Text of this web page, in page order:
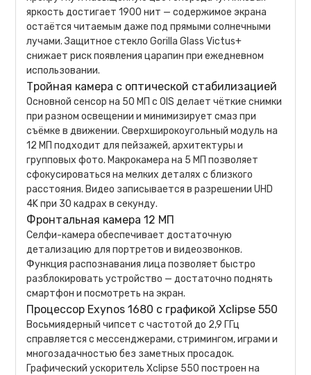
яркость достигает 1900 нит — содержимое экрана
остаётся читаемым даже под прямыми солнечными
лучами. Защитное стекло Gorilla Glass Victus+
снижает риск появления царапин при ежедневном
использовании.
Тройная камера с оптической стабилизацией
Основной сенсор на 50 МП с OIS делает чёткие снимки
при разном освещении и минимизирует смаз при
съёмке в движении. Сверхширокоугольный модуль на
12 МП подходит для пейзажей, архитектуры и
групповых фото. Макрокамера на 5 МП позволяет
сфокусироваться на мелких деталях с близкого
расстояния. Видео записывается в разрешении UHD
4K при 30 кадрах в секунду.
Фронтальная камера 12 МП
Селфи-камера обеспечивает достаточную
детализацию для портретов и видеозвонков.
Функция распознавания лица позволяет быстро
разблокировать устройство — достаточно поднять
смартфон и посмотреть на экран.
Процессор Exynos 1680 с графикой Xclipse 550
Восьмиядерный чипсет с частотой до 2,9 ГГц
справляется с мессенджерами, стримингом, играми и
многозадачностью без заметных просадок.
Графический ускоритель Xclipse 550 построен на